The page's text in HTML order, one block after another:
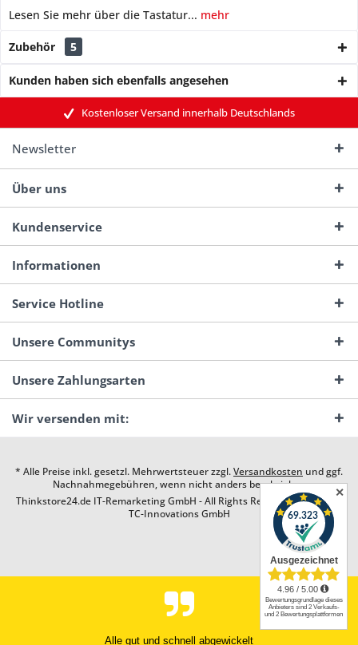
Lesen Sie mehr über die Tastatur... mehr
Zubehör 5
Kunden haben sich ebenfalls angesehen
Kostenloser Versand innerhalb Deutschlands
Newsletter
Über uns
Kundenservice
Informationen
Service Hotline
Unsere Communitys
Unsere Zahlungsarten
Wir versenden mit:
* Alle Preise inkl. gesetzl. Mehrwertsteuer zzgl.Versandkosten und ggf.
Nachnahmegebühren, wenn nicht anders beschrieben
Thinkstore24.de IT-Remarketing GmbH - All Rights Reserved. Design by
TC-Innovations GmbH
Alle gut und schnell abgewickelt
✕